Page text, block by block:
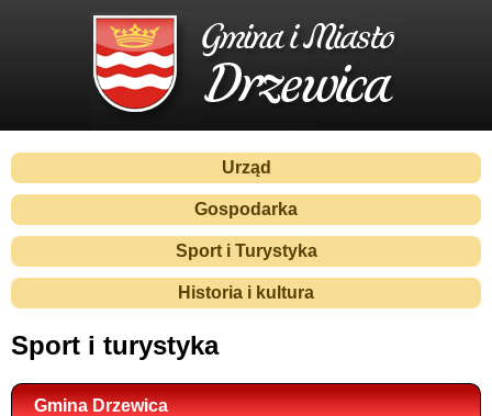
Urząd
Gospodarka
Sport i Turystyka
Historia i kultura
Sport i turystyka
Gmina Drzewica